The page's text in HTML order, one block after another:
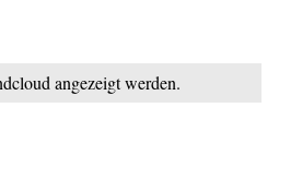
angezeigt werden.